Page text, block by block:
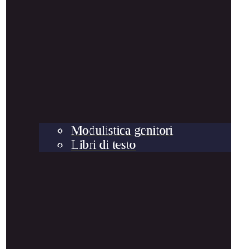
Modulistica genitori
Libri di testo